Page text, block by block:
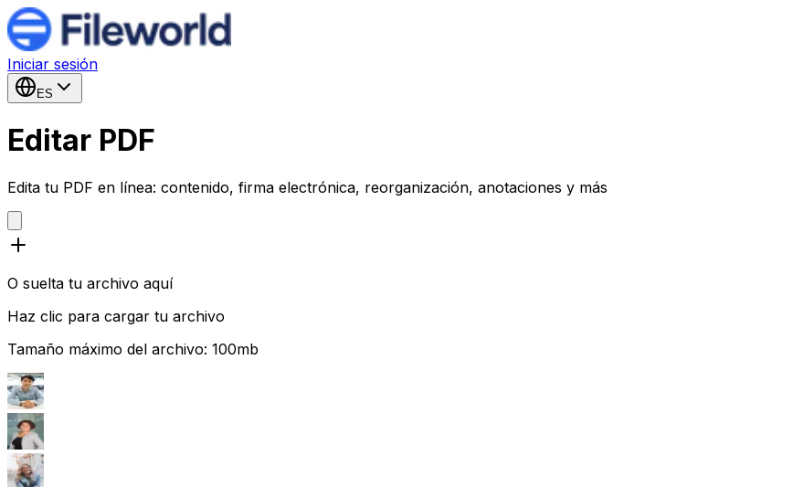
Iniciar sesión
ES
Editar PDF
Edita tu PDF en línea: contenido, firma electrónica, reorganización, anotaciones y más
O suelta tu archivo aquí
Haz clic para cargar tu archivo
Tamaño máximo del archivo: 100mb